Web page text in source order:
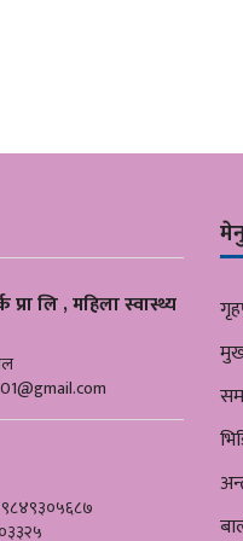
प्रा लि , महिला स्वास्थ्य